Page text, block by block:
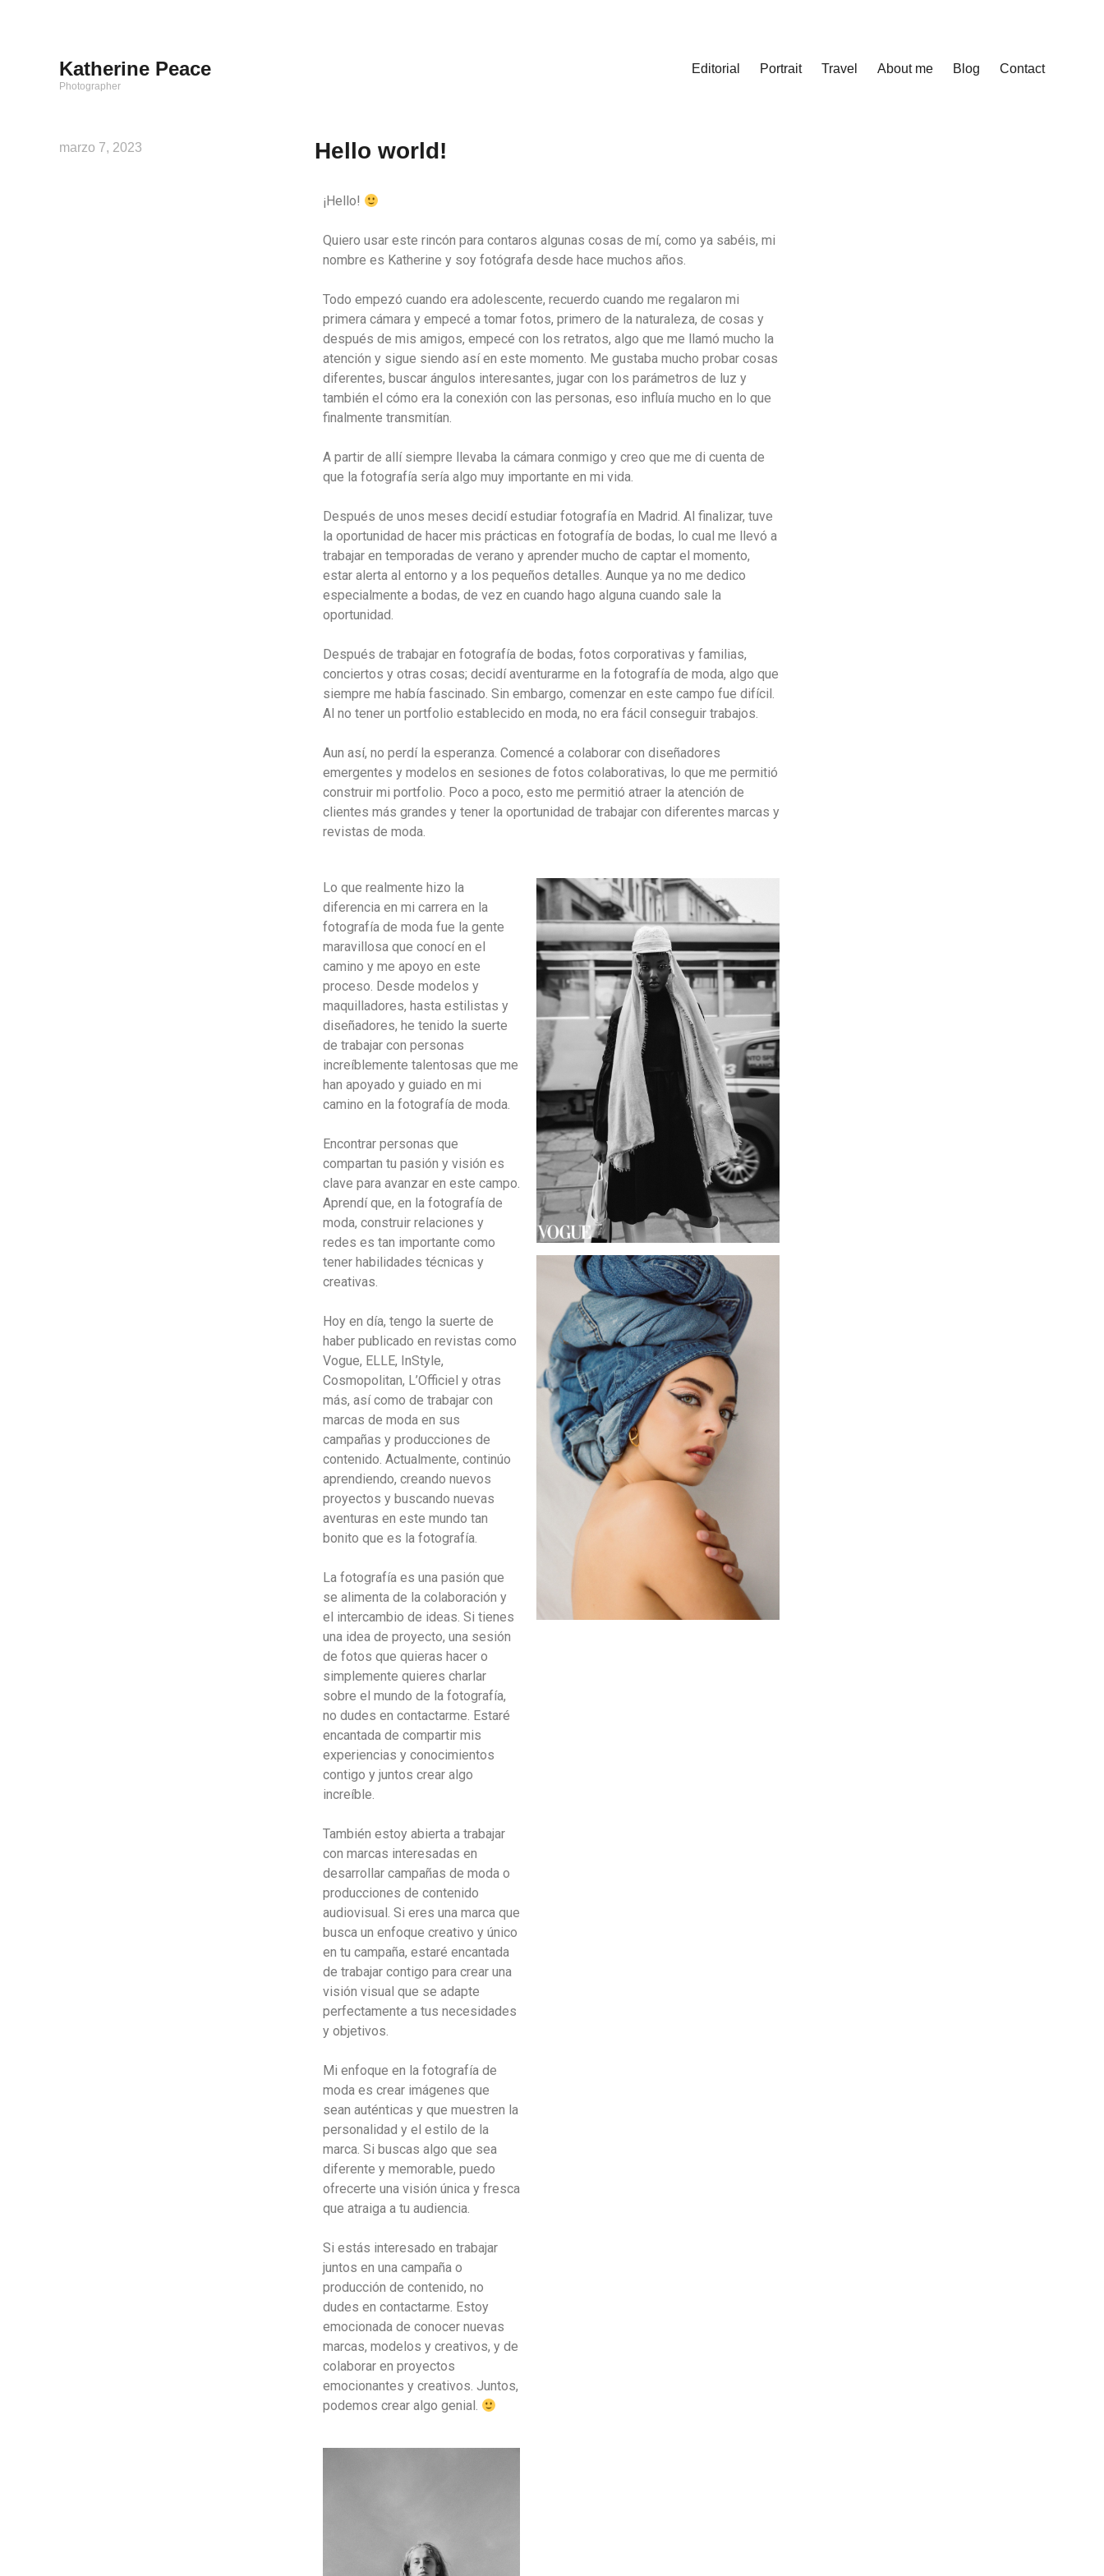
Katherine Peace
Photographer
Editorial Portrait Travel About me Blog Contact
Hello world!
marzo 7, 2023
¡Hello!
Quiero usar este rincón para contaros algunas cosas de mí, como ya sabéis, mi
nombre es Katherine y soy fotógrafa desde hace muchos años.
Todo empezó cuando era adolescente, recuerdo cuando me regalaron mi
primera cámara y empecé a tomar fotos, primero de la naturaleza, de cosas y
después de mis amigos, empecé con los retratos, algo que me llamó mucho la
atención y sigue siendo así en este momento. Me gustaba mucho probar cosas
diferentes, buscar ángulos interesantes, jugar con los parámetros de luz y
también el cómo era la conexión con las personas, eso influía mucho en lo que
finalmente transmitían.
A partir de allí siempre llevaba la cámara conmigo y creo que me di cuenta de
que la fotografía sería algo muy importante en mi vida.
Después de unos meses decidí estudiar fotografía en Madrid. Al finalizar, tuve
la oportunidad de hacer mis prácticas en fotografía de bodas, lo cual me llevó a
trabajar en temporadas de verano y aprender mucho de captar el momento,
estar alerta al entorno y a los pequeños detalles. Aunque ya no me dedico
especialmente a bodas, de vez en cuando hago alguna cuando sale la
oportunidad.
Después de trabajar en fotografía de bodas, fotos corporativas y familias,
conciertos y otras cosas; decidí aventurarme en la fotografía de moda, algo que
siempre me había fascinado. Sin embargo, comenzar en este campo fue difícil.
Al no tener un portfolio establecido en moda, no era fácil conseguir trabajos.
Aun así, no perdí la esperanza. Comencé a colaborar con diseñadores
emergentes y modelos en sesiones de fotos colaborativas, lo que me permitió
construir mi portfolio. Poco a poco, esto me permitió atraer la atención de
clientes más grandes y tener la oportunidad de trabajar con diferentes marcas y
revistas de moda.
Lo que realmente hizo la
diferencia en mi carrera en la
fotografía de moda fue la gente
maravillosa que conocí en el
camino y me apoyo en este
proceso. Desde modelos y
maquilladores, hasta estilistas y
diseñadores, he tenido la suerte
de trabajar con personas
increíblemente talentosas que me
han apoyado y guiado en mi
camino en la fotografía de moda.
Encontrar personas que
compartan tu pasión y visión es
clave para avanzar en este campo.
Aprendí que, en la fotografía de
moda, construir relaciones y
redes es tan importante como
tener habilidades técnicas y
creativas.
Hoy en día, tengo la suerte de
haber publicado en revistas como
Vogue, ELLE, InStyle,
Cosmopolitan, L’Officiel y otras
más, así como de trabajar con
marcas de moda en sus
campañas y producciones de
contenido. Actualmente, continúo
aprendiendo, creando nuevos
proyectos y buscando nuevas
aventuras en este mundo tan
bonito que es la fotografía.
La fotografía es una pasión que
se alimenta de la colaboración y
el intercambio de ideas. Si tienes
una idea de proyecto, una sesión
de fotos que quieras hacer o
simplemente quieres charlar
sobre el mundo de la fotografía,
no dudes en contactarme. Estaré
encantada de compartir mis
experiencias y conocimientos
contigo y juntos crear algo
increíble.
También estoy abierta a trabajar
con marcas interesadas en
desarrollar campañas de moda o
producciones de contenido
audiovisual. Si eres una marca que
busca un enfoque creativo y único
en tu campaña, estaré encantada
de trabajar contigo para crear una
visión visual que se adapte
perfectamente a tus necesidades
y objetivos.
Mi enfoque en la fotografía de
moda es crear imágenes que
sean auténticas y que muestren la
personalidad y el estilo de la
marca. Si buscas algo que sea
diferente y memorable, puedo
ofrecerte una visión única y fresca
que atraiga a tu audiencia.
Si estás interesado en trabajar
juntos en una campaña o
producción de contenido, no
dudes en contactarme. Estoy
emocionada de conocer nuevas
marcas, modelos y creativos, y de
colaborar en proyectos
emocionantes y creativos. Juntos,
podemos crear algo genial.